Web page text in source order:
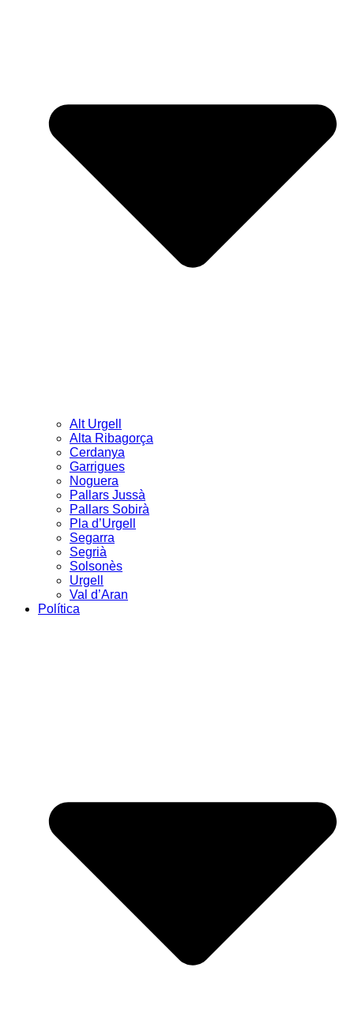
Alt Urgell
Alta Ribagorça
Cerdanya
Garrigues
Noguera
Pallars Jussà
Pallars Sobirà
Pla d’Urgell
Segarra
Segrià
Solsonès
Urgell
Val d’Aran
Política